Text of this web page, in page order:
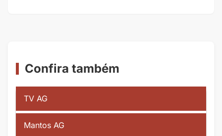
Confira também
TV AG
Mantos AG